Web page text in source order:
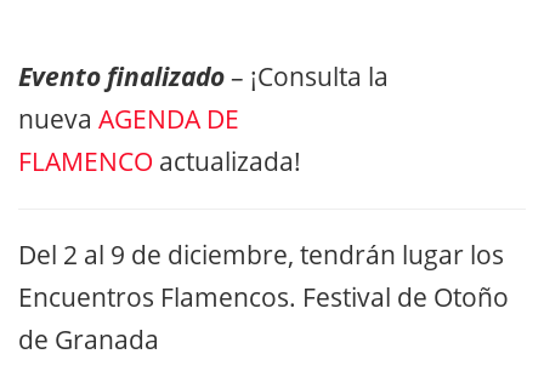
Evento finalizado– ¡Consulta la
nueva AGENDA DE
FLAMENCO actualizada!
Del 2 al 9 de diciembre, tendrán lugar los
Encuentros Flamencos. Festival de Otoño
de Granada